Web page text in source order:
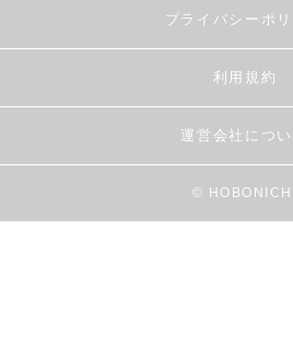
プライバシーポ
利用規約
運営会社につい
© HOBONICHI